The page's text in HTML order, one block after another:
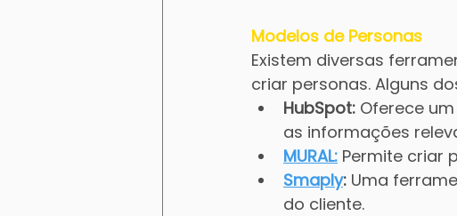
Modelos de Personas
Existem diversas
criar personas. Alguns
HubSpot: Oferece
as informações
MURAL: Permite criar
Smaply: Uma
do cliente.